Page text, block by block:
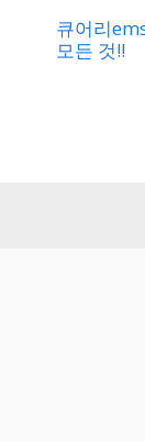
큐어리
모든 것!!